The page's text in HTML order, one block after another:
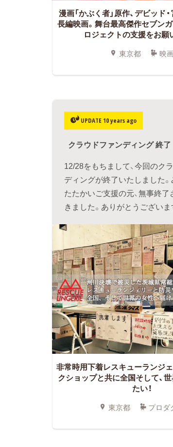
漫画「かぶく者」原作、デビッド
長編映画。舞台最高傑作セブン
ロジェクトの支援をお願
東京都 映
UPDATE 10 years ago
クラウドファンディング 終了
12/28をもちまして、今回のク
ディングが終了いたしました
たたかいご支援の元、無事終
きました。ありがとうございま
非常時用下着レスキューランジ
クショップと共に全国そして、
たい！
東京都 プロダ